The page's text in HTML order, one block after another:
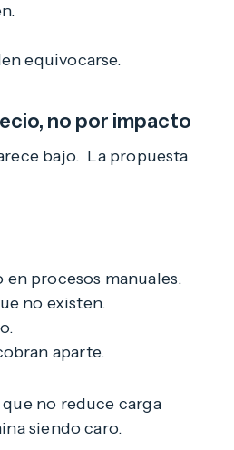
equivocarse.
no por impacto
bajo. La propuesta
procesos manuales.
no existen.
aparte.
no reduce carga
siendo caro.